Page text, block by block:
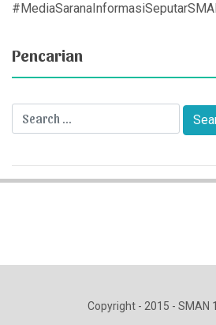
Pencarian
Copyright - 2015 - SMAN